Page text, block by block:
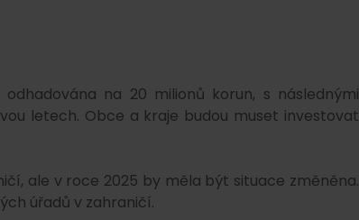
na 20 milionů korun, s následnými
letech. Obce a kraje budou muset investovat
ale v roce 2025 by měla být situace změněna.
úřadů v zahraničí.